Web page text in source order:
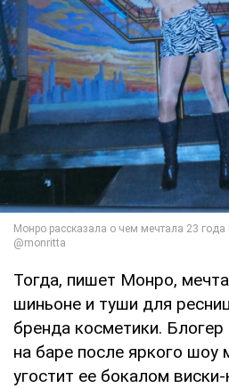
Тогда, пишет Монро,
шиньоне и туши для
бренда косметики.
на баре после яркого шоу
угостит ее бокалом